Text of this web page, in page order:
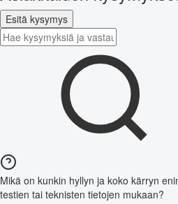
Esitä kysymys
Mikä on kunkin hyllyn ja koko kärryn
testien tai teknisten tietojen mukaan?